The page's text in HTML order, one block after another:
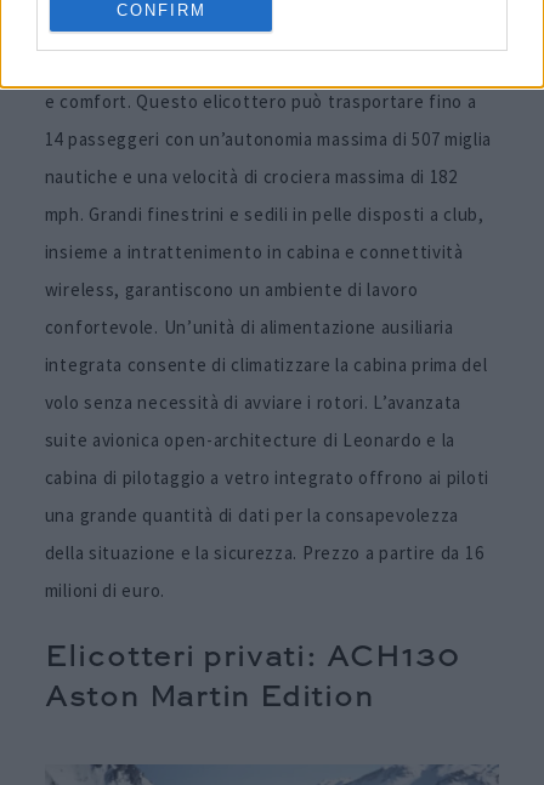
CONFIRM
e comfort. Questo elicottero può trasportare fino a
14 passeggeri con un’autonomia massima di 507 miglia
nautiche e una velocità di crociera massima di 182
mph. Grandi finestrini e sedili in pelle disposti a club,
insieme a intrattenimento in cabina e connettività
wireless, garantiscono un ambiente di lavoro
confortevole. Un’unità di alimentazione ausiliaria
integrata consente di climatizzare la cabina prima del
volo senza necessità di avviare i rotori. L’avanzata
suite avionica open-architecture di Leonardo e la
cabina di pilotaggio a vetro integrato offrono ai piloti
una grande quantità di dati per la consapevolezza
della situazione e la sicurezza. Prezzo a partire da 16
milioni di euro.
Elicotteri privati: ACH130
Aston Martin Edition